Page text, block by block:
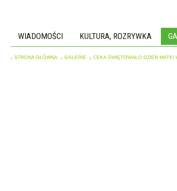
WIADOMOŚCI KULTURA, ROZRYWKA
STRONA GŁÓWNA GALERIE CEKA ŚWIĘTOWAŁO DZIEŃ MATKI